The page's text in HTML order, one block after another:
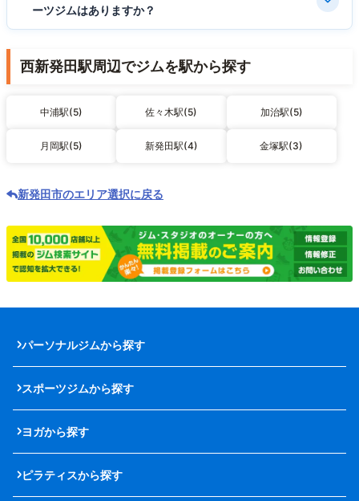
ーツジムはありますか？
西新発田駅周辺でジムを駅から探す
中浦駅(5) 佐々木駅(5) 加治駅(5)
月岡駅(5) 新発田駅(4) 金塚駅(3)
新発田市のエリア選択に戻る
パーソナルジムから探す
スポーツジムから探す
ヨガから探す
ピラティスから探す